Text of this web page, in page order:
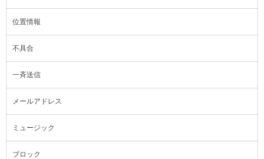
位置情報
不具合
一斉送信
メールアドレス
ミュージック
ブロック